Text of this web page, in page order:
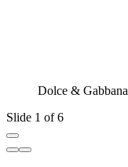
Dolce & Gabbana
Slide 1 of 6